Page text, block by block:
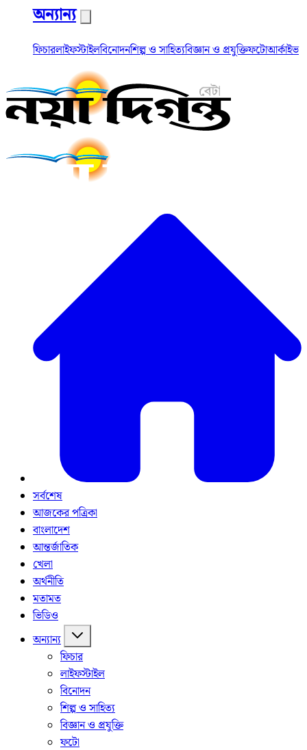
অন্যান্য
ফিচারলাইফস্টাইলবিনোদনশিল্প ও সাহিত্যবিজ্ঞান ও প্রযুক্তিফটোআর্কাইভ
সর্বশেষ
আজকের পত্রিকা
বাংলাদেশ
আন্তর্জাতিক
খেলা
অর্থনীতি
মতামত
ভিডিও
অন্যান্য
ফিচার
লাইফস্টাইল
বিনোদন
শিল্প ও সাহিত্য
বিজ্ঞান ও প্রযুক্তি
ফটো